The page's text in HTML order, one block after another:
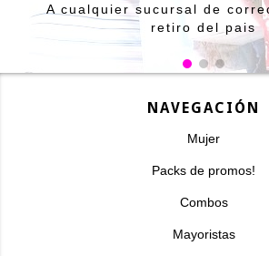
A cualquier sucursal de
retiro del pais
NAVEGACIÓN
Mujer
Packs de promos!
Combos
Mayoristas